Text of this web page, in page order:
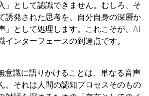
」として認識できません。むしろ、そ
誘発された思考を、自分自身の深層か
」として処理します。これこそが、AI
インターフェースの到達点です。
意識に語りかけることは、単なる音声
。それは人間の認知プロセスそのもの